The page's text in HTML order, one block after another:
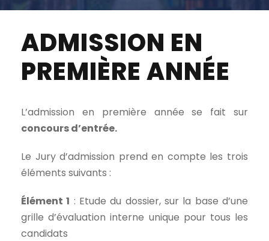
ADMISSION EN
PREMIÈRE ANNÉE
L’admission en première année se fait sur
concours d’entrée.
Le Jury d’admission prend en compte les trois
éléments suivants :
Élément 1 : Etude du dossier, sur la base d’une
grille d’évaluation interne unique pour tous les
candidats